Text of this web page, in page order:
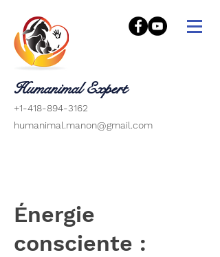
Humanimal Expert
+1-418-894-3162
humanimal.manon@gmail.com
Énergie
consciente :